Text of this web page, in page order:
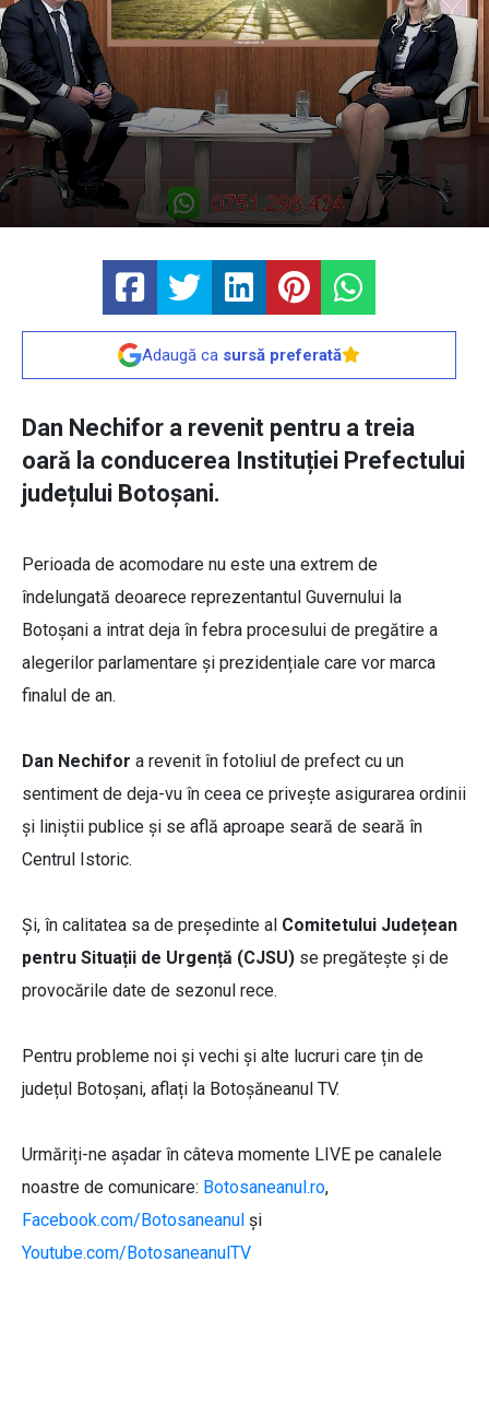
Adaugă ca sursă preferată
Dan Nechifor a revenit pentru a treia
oară la conducerea Instituției Prefectului
județului Botoșani.
Perioada de acomodare nu este una extrem de
îndelungată deoarece reprezentantul Guvernului la
Botoșani a intrat deja în febra procesului de pregătire a
alegerilor parlamentare și prezidențiale care vor marca
finalul de an.
Dan Nechifor a revenit în fotoliul de prefect cu un
sentiment de deja-vu în ceea ce privește asigurarea ordinii
și liniștii publice și se află aproape seară de seară în
Centrul Istoric.
Și, în calitatea sa de președinte al Comitetului Județean
pentru Situații de Urgență (CJSU) se pregătește și de
provocările date de sezonul rece.
Pentru probleme noi și vechi și alte lucruri care țin de
județul Botoșani, aflați la Botoșăneanul TV.
Urmăriți-ne așadar în câteva momente LIVE pe canalele
noastre de comunicare: Botosaneanul.ro,
Facebook.com/Botosaneanul și
Youtube.com/BotosaneanulTV